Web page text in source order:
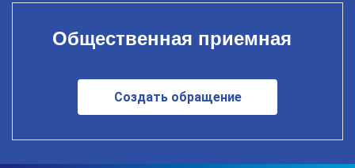
Общественная приемная
Создать обращение